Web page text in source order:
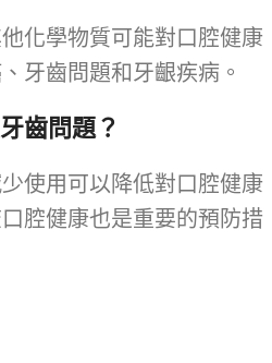
化學物質可能對口腔健康
牙齒問題和牙齦疾病。
齒問題？
使用可以降低對口腔健康
腔健康也是重要的預防措